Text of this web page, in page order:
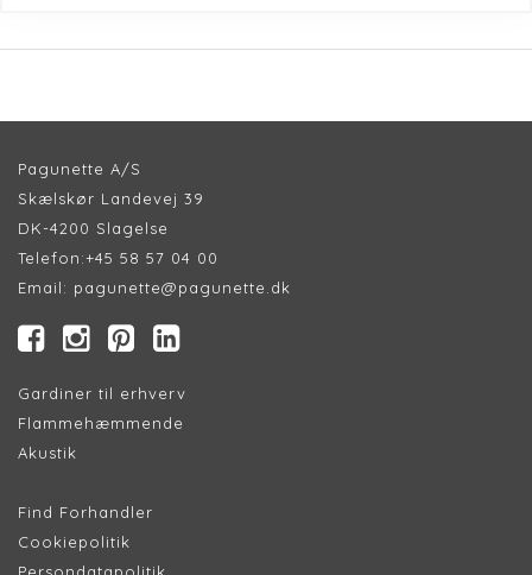
Pagunette A/S
Skælskør Landevej 39
DK-4200 Slagelse
Telefon:+45 58 57 04 00
Email: pagunette@pagunette.dk
Gardiner til erhverv
Flammehæmmende
Akustik
Find Forhandler
Cookiepolitik